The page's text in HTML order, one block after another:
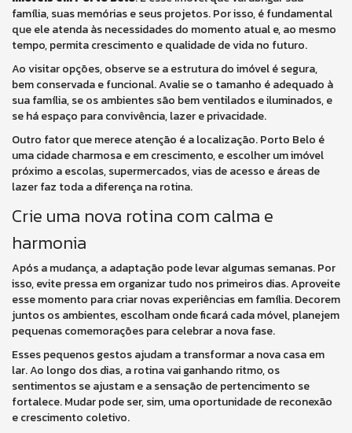
família, suas memórias e seus projetos. Por isso, é fundamental
que ele atenda às necessidades do momento atual e, ao mesmo
tempo, permita crescimento e qualidade de vida no futuro.
Ao visitar opções, observe se a estrutura do imóvel é segura,
bem conservada e funcional. Avalie se o tamanho é adequado à
sua família, se os ambientes são bem ventilados e iluminados, e
se há espaço para convivência, lazer e privacidade.
Outro fator que merece atenção é a localização. Porto Belo é
uma cidade charmosa e em crescimento, e escolher um imóvel
próximo a escolas, supermercados, vias de acesso e áreas de
lazer faz toda a diferença na rotina.
Crie uma nova rotina com calma e
harmonia
Após a mudança, a adaptação pode levar algumas semanas. Por
isso, evite pressa em organizar tudo nos primeiros dias. Aproveite
esse momento para criar novas experiências em família. Decorem
juntos os ambientes, escolham onde ficará cada móvel, planejem
pequenas comemorações para celebrar a nova fase.
Esses pequenos gestos ajudam a transformar a nova casa em
lar. Ao longo dos dias, a rotina vai ganhando ritmo, os
sentimentos se ajustam e a sensação de pertencimento se
fortalece. Mudar pode ser, sim, uma oportunidade de reconexão
e crescimento coletivo.